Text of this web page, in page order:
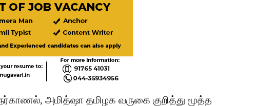
அமித்ஷா தமிழக வருகை குறித்து மூத்த